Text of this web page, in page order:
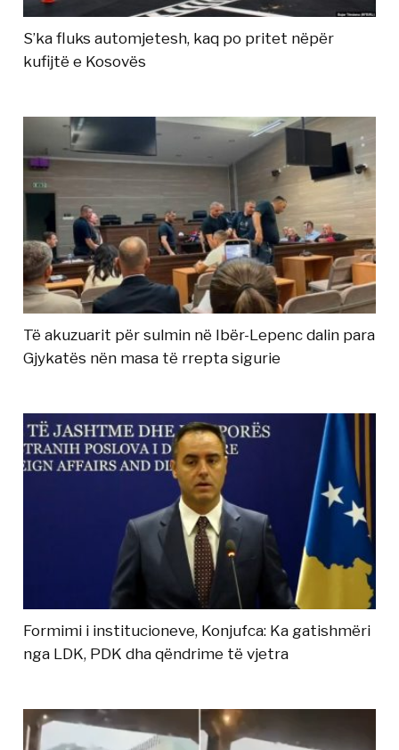
S’ka fluks automjetesh, kaq po pritet nëpër
kufijtë e Kosovës
Të akuzuarit për sulmin në Ibër-Lepenc dalin para
Gjykatës nën masa të rrepta sigurie
Formimi i institucioneve, Konjufca: Ka gatishmëri
nga LDK, PDK dha qëndrime të vjetra